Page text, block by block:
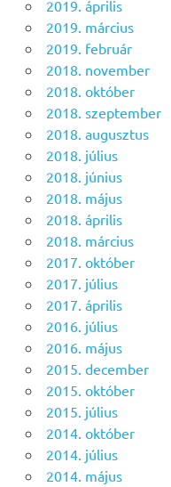
2019. április
2019. március
2019. február
2018. november
2018. október
2018. szeptember
2018. augusztus
2018. július
2018. június
2018. május
2018. április
2018. március
2017. október
2017. július
2017. április
2016. július
2016. május
2015. december
2015. október
2015. július
2014. október
2014. július
2014. május